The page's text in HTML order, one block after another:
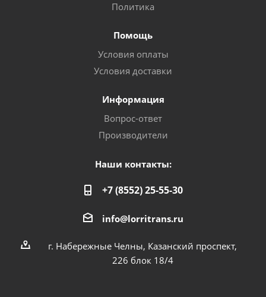
Политика
Помощь
Условия оплаты
Условия доставки
Информация
Вопрос-ответ
Производители
Наши контакты:
+7 (8552) 25-55-30
info@lorritrans.ru
г. Набережные Челны, Казанский проспект,
226 блок 18/4